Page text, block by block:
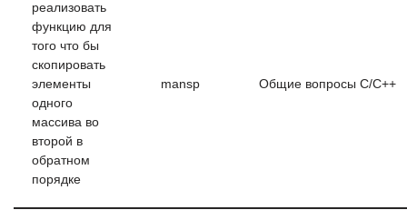
реализовать
функцию для
того что бы
скопировать
элементы
одного
массива во
второй в
обратном
порядке
mansp Общие вопросы C/C++